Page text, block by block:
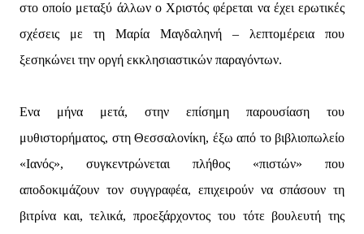
στο οποίο μεταξύ άλλων ο Χριστός φέρεται να έχει ερωτικές
σχέσεις με τη Μαρία Μαγδαληνή – λεπτομέρεια που
ξεσηκώνει την οργή εκκλησιαστικών παραγόντων.
Ενα μήνα μετά, στην επίσημη παρουσίαση του
μυθιστορήματος, στη Θεσσαλονίκη, έξω από το βιβλιοπωλείο
«Ιανός», συγκεντρώνεται πλήθος «πιστών» που
αποδοκιμάζουν τον συγγραφέα, επιχειρούν να σπάσουν τη
βιτρίνα και, τελικά, προεξάρχοντος του τότε βουλευτή της